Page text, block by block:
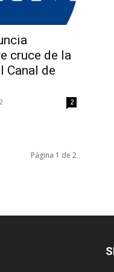
cruce de la
Canal de
2
Página 1 de 2